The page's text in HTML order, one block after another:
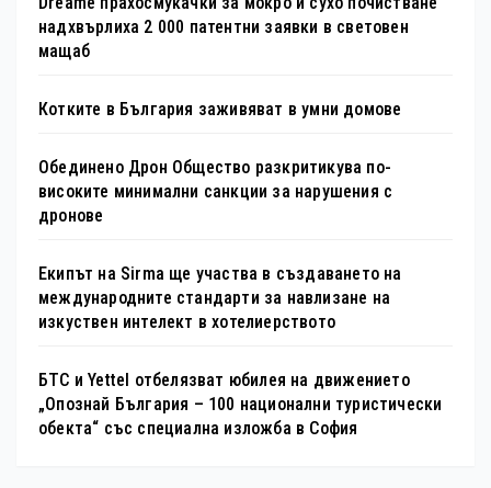
надхвърлиха 2 000 патентни заявки в световен
мащаб
Котките в България заживяват в умни домове
Обединено Дрон Общество разкритикува по-
високите минимални санкции за нарушения с
дронове
Екипът на Sirma ще участва в създаването на
международните стандарти за навлизане на
изкуствен интелект в хотелиерството
БТС и Yettel отбелязват юбилея на движението
„Опознай България – 100 национални туристически
обекта“ със специална изложба в София